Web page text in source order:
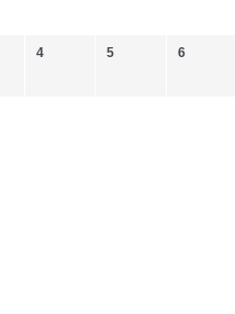
4 5 6